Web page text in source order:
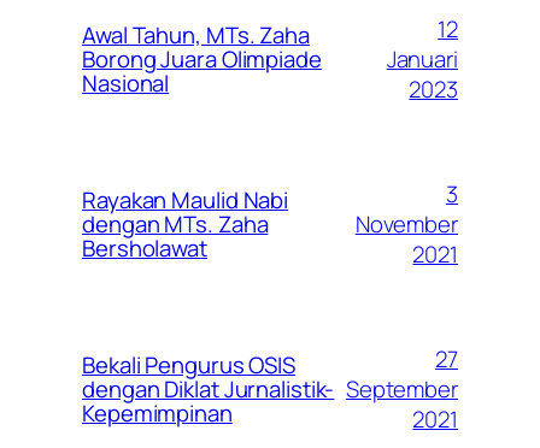
Awal Tahun, MTs. Zaha
Borong Juara Olimpiade
Nasional
12
Januari
2023
Rayakan Maulid Nabi
dengan MTs. Zaha
Bersholawat
3
November
2021
Bekali Pengurus OSIS
dengan Diklat Jurnalistik-
Kepemimpinan
27
September
2021